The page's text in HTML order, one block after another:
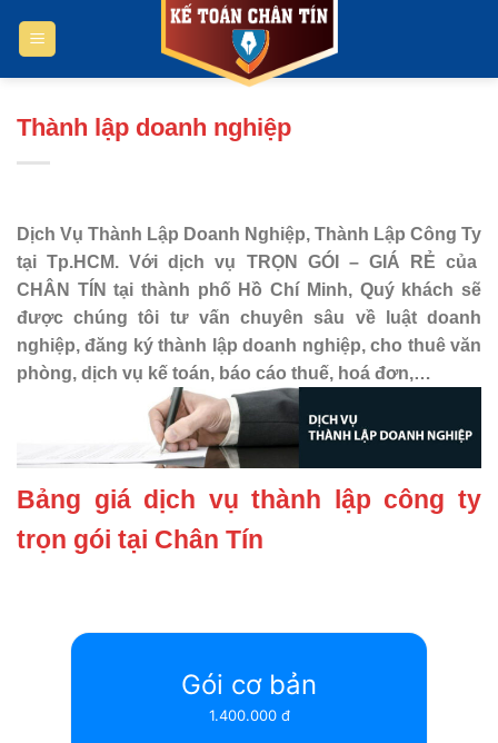
Thành lập doanh nghiệp
Dịch Vụ Thành Lập Doanh Nghiệp, Thành Lập Công Ty
tại Tp.HCM.Với dịch vụ TRỌN GÓI – GIÁ RẺ của
CHÂN TÍN tại thành phố Hồ Chí Minh, Quý khách sẽ
được chúng tôi tư vấn chuyên sâu về luật doanh
nghiệp, đăng ký thành lập doanh nghiệp, cho thuê văn
phòng, dịch vụ kế toán, báo cáo thuế, hoá đơn,…
Bảng giá dịch vụ thành lập công ty
trọn gói tại Chân Tín
Gói cơ bản
1.400.000 đ